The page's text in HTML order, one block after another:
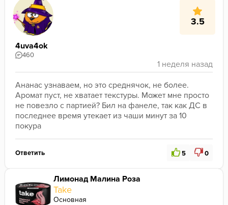
3.5
4uva4ok
460
Ананас узнаваем, но это среднячок, не более.
Аромат пуст, не хватает текстуры. Может мне просто
не повезло с партией? Бил на фанеле, так как ДС в
последнее время утекает из чаши минут за 10
покура
Ответить 5 0
Лимонад Малина Роза
Take
Основная